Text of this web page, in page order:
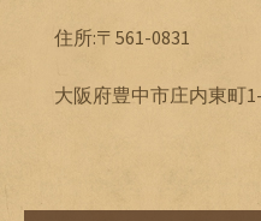
住所:〒561-0831
大阪府豊中市庄内東町